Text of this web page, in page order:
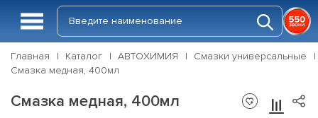
Главная Каталог АВТОХИМИЯ
Смазки универсальные
Смазка медная, 400мл
Смазка медная, 400мл